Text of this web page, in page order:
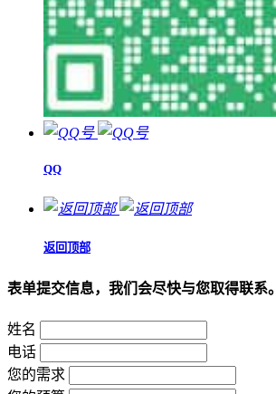
QQ
返回顶部
表单提交信息，我们会尽快与您取得联系。
姓名
电话
您的需求